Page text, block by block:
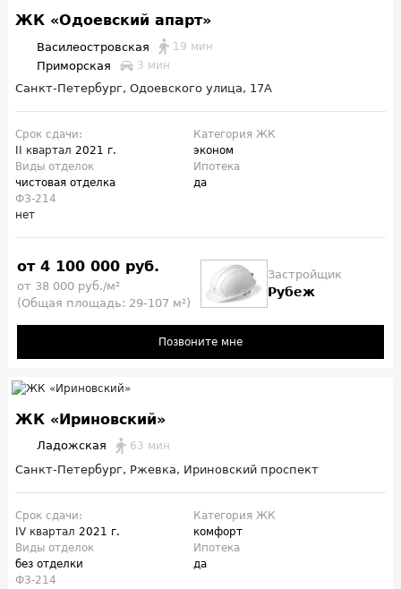
ЖК «Одоевский апарт»
Василеостровская 19 мин
Приморская 3 мин
Санкт-Петербург, Одоевского улица, 17А
Срок сдачи:
II квартал 2021 г.
Категория ЖК
эконом
Виды отделок
чистовая отделка
Ипотека
да
ФЗ-214
нет
от 4 100 000 руб.
от 38 000 руб./м²
(Общая площадь: 29-107 м²)
Застройщик
Рубеж
Позвоните мне
ЖК «Ириновский»
Ладожская 63 мин
Санкт-Петербург, Ржевка, Ириновский проспект
Срок сдачи:
IV квартал 2021 г.
Категория ЖК
комфорт
Виды отделок
без отделки
Ипотека
да
ФЗ-214